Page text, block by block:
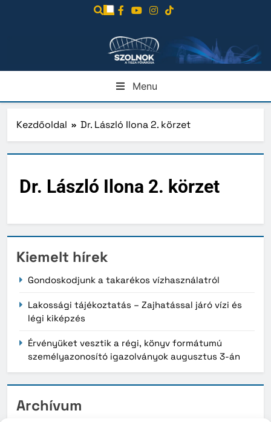
Menu
Kezdőoldal Dr. László Ilona 2. körzet
Dr. László Ilona 2. körzet
Kiemelt hírek
Gondoskodjunk a takarékos vízhasználatról
Lakossági tájékoztatás – Zajhatással járó vízi és
légi kiképzés
Érvényüket vesztik a régi, könyv formátumú
személyazonosító igazolványok augusztus 3-án
Archívum